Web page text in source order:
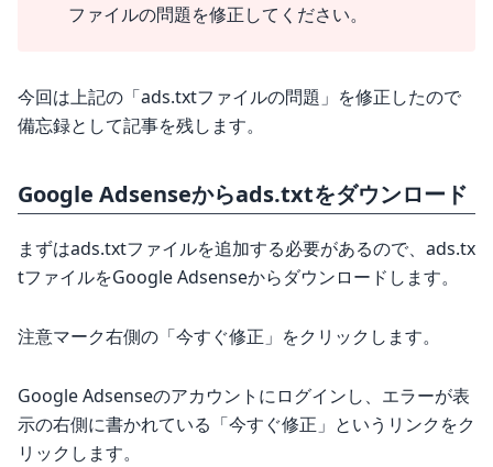
ファイルの問題を修正してください。
今回は上記の「ads.txtファイルの問題」を修正したので
備忘録として記事を残します。
Google Adsenseからads.txtをダウンロード
まずはads.txtファイルを追加する必要があるので、ads.tx
tファイルをGoogle Adsenseからダウンロードします。
注意マーク右側の「今すぐ修正」をクリックします。
Google Adsenseのアカウントにログインし、エラーが表
示の右側に書かれている「今すぐ修正」というリンクをク
リックします。